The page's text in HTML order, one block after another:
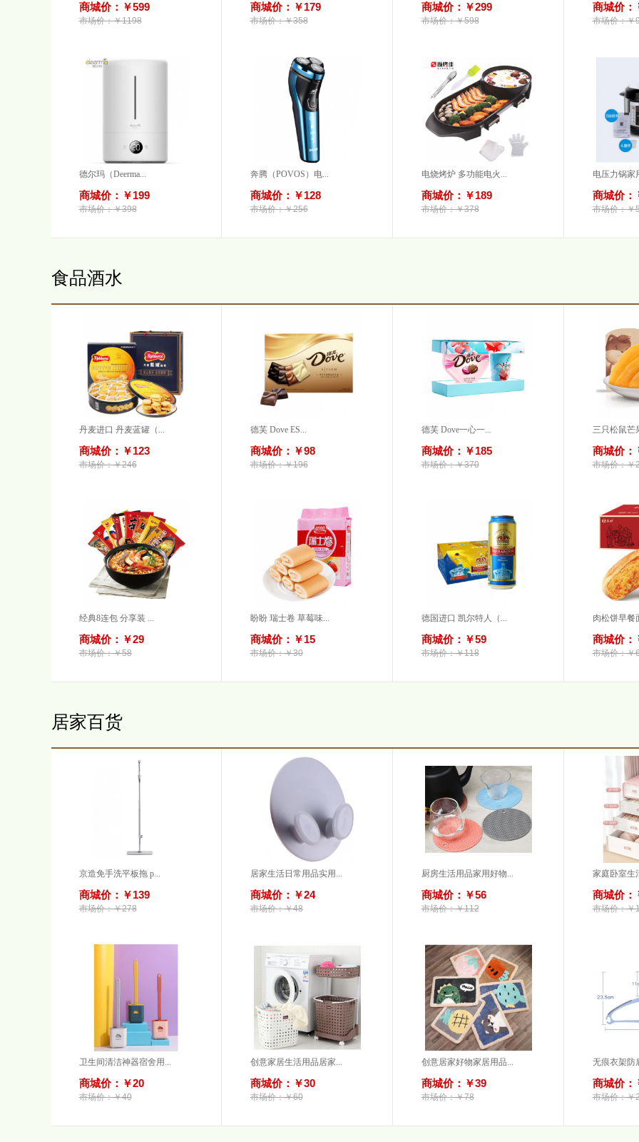
商城价：￥599
市场价：￥1198
商城价：￥179
市场价：￥358
商城价：￥299
市场价：￥598
商城价：
市场价：￥
德尔玛（Deerma...
商城价：￥199
市场价：￥398
奔腾（POVOS）电...
商城价：￥128
市场价：￥256
电烧烤炉 多功能电火...
商城价：￥189
市场价：￥378
电压力锅家
商城价：
市场价：￥
食品酒水
丹麦进口 丹麦蓝罐（...
商城价：￥123
市场价：￥246
德芙 Dove ES...
商城价：￥98
市场价：￥196
德芙 Dove一心一...
商城价：￥185
市场价：￥370
三只松鼠芒
商城价：
市场价：￥
经典8连包 分享装 ...
商城价：￥29
市场价：￥58
盼盼 瑞士卷 草莓味...
商城价：￥15
市场价：￥30
德国进口 凯尔特人（...
商城价：￥59
市场价：￥118
肉松饼早餐
商城价：
市场价：￥
居家百货
京造免手洗平板拖 p...
商城价：￥139
市场价：￥278
居家生活日常用品实用...
商城价：￥24
市场价：￥48
厨房生活用品家用好物...
商城价：￥56
市场价：￥112
家庭卧室生
商城价：
市场价：￥
卫生间清洁神器宿舍用...
商城价：￥20
市场价：￥40
创意家居生活用品居家...
商城价：￥30
市场价：￥60
创意居家好物家居用品...
商城价：￥39
市场价：￥78
无痕衣架防
商城价：
市场价：￥